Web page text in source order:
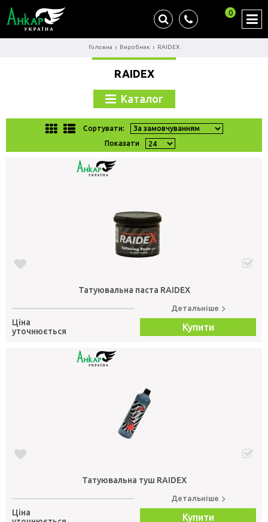
0
Головна Виробник RAIDEX
RAIDEX
Каталог
Сортувати:
Показати
Татуювальна паста RAIDEX
Ціна
уточнюється
Детальніше
Купити
Татуювальна туш RAIDEX
Ціна
Детальніше
Купити